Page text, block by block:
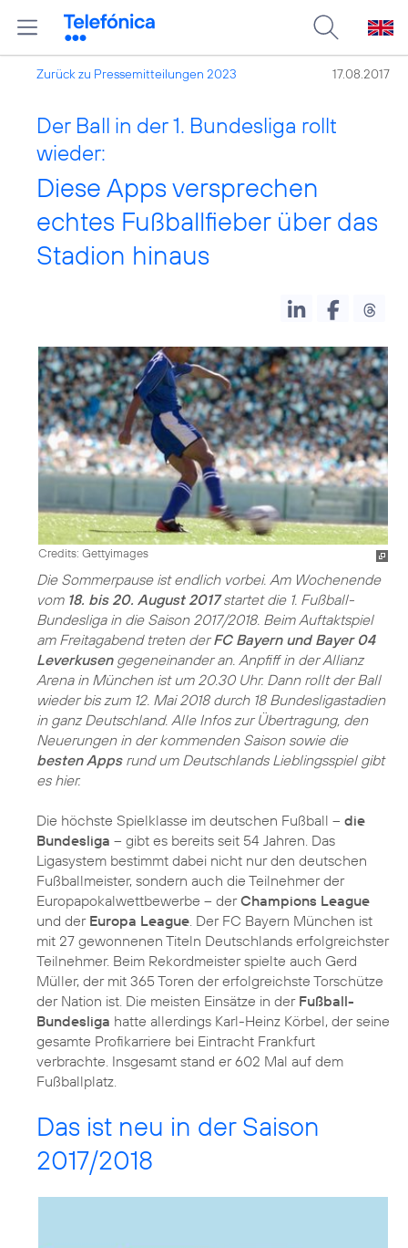
Zurück zu Pressemitteilungen 2023 17.08.2017
Der Ball in der 1. Bundesliga rollt
wieder:
Diese Apps versprechen
echtes Fußballfieber über das
Stadion hinaus
Credits: Gettyimages
Die Sommerpause ist endlich vorbei. Am Wochenende
vom 18. bis 20. August 2017startet die 1. Fußball-
Bundesliga in die Saison 2017/2018. Beim Auftaktspiel
am Freitagabend treten derFC Bayern und Bayer 04
Leverkusengegeneinander an. Anpfiff in der Allianz
Arena in München ist um 20.30 Uhr. Dann rollt der Ball
wieder bis zum 12. Mai 2018 durch 18 Bundesligastadien
in ganz Deutschland. Alle Infos zur Übertragung, den
Neuerungen in der kommenden Saison sowie die
besten Appsrund um Deutschlands Lieblingsspiel gibt
es hier.
Die höchste Spielklasse im deutschen Fußball – die
Bundesliga – gibt es bereits seit 54 Jahren. Das
Ligasystem bestimmt dabei nicht nur den deutschen
Fußballmeister, sondern auch die Teilnehmer der
Europapokalwettbewerbe – derChampions League
und der Europa League . Der FC Bayern München ist
mit 27 gewonnenen Titeln Deutschlands erfolgreichster
Teilnehmer. Beim Rekordmeister spielte auch Gerd
Müller, der mit 365 Toren der erfolgreichste Torschütze
der Nation ist. Die meisten Einsätze in der Fußball-
Bundesliga hatte allerdings Karl-Heinz Körbel, der seine
gesamte Profikarriere bei Eintracht Frankfurt
verbrachte. Insgesamt stand er 602 Mal auf dem
Fußballplatz.
Das ist neu in der Saison
2017/2018